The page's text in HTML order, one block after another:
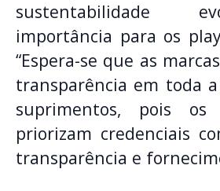
sustentabilidade
importância para os
“Espera-se que as
transparência em toda
suprimentos, pois os
priorizam credenciais
transparência e